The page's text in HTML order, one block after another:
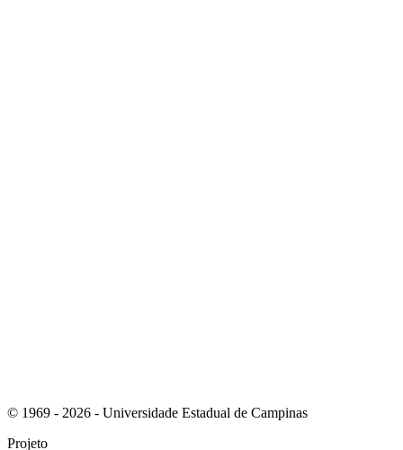
© 1969 - 2026 - Universidade Estadual de Campinas
Projeto